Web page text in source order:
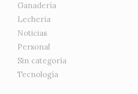
Ganadería
Lechería
Noticias
Personal
Sin categoría
Tecnología